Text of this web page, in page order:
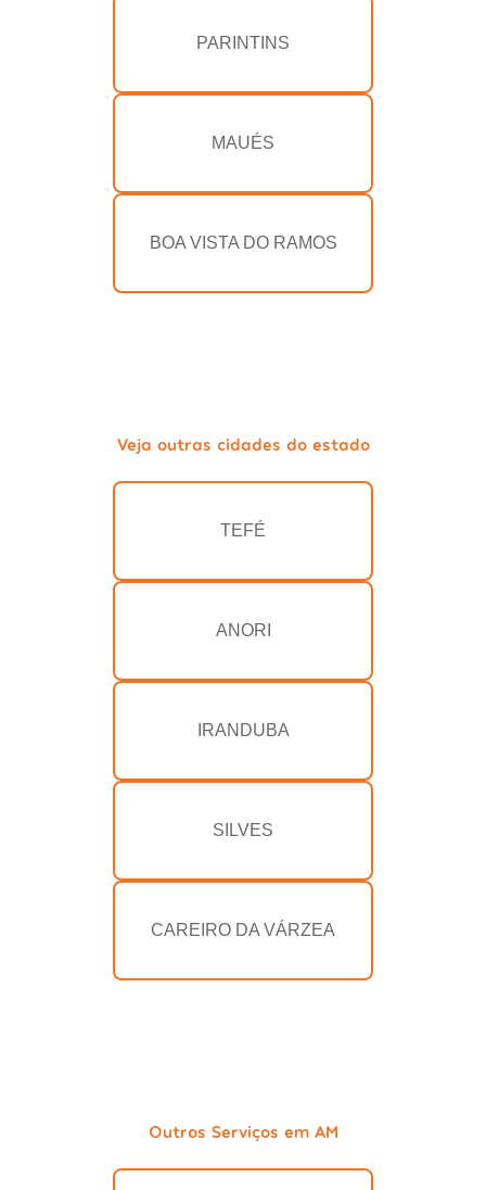
PARINTINS
MAUÉS
BOA VISTA DO RAMOS
Veja outras cidades do estado
TEFÉ
ANORI
IRANDUBA
SILVES
CAREIRO DA VÁRZEA
Outros Serviços em AM